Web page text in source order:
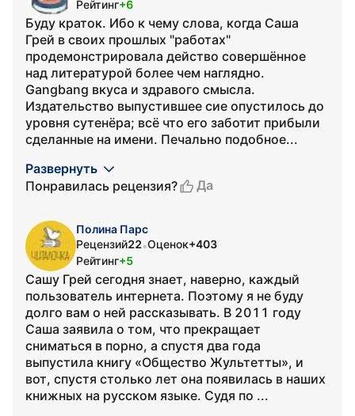
Рейтинг+6
Буду краток. Ибо к чему слова, когда Саша
Грей в своих прошлых "работах"
продемонстрировала действо совершённое
над литературой более чем наглядно.
Gangbang вкуса и здравого смысла.
Издательство выпустившее сие опустилось до
уровня сутенёра; всё что его заботит прибыли
сделанные на имени. Печально подобное...
Развернуть
Понравилась рецензия?
Да
Полина Парс
Рецензий22•Оценок+403
Рейтинг+5
Сашу Грей сегодня знает, наверно, каждый
пользователь интернета. Поэтому я не буду
долго вам о ней рассказывать. В 2011 году
Саша заявила о том, что прекращает
сниматься в порно, а спустя два года
выпустила книгу «Общество Жультетты», и
вот, спустя столько лет она появилась в наших
книжных на русском языке. Судя по ...